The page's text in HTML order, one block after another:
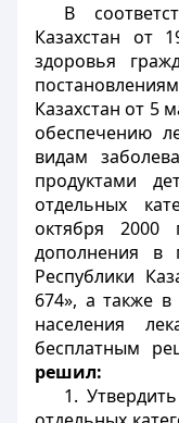
В
Казахстан от
здоровья
Казахстан от 5
обеспечению
видам
продуктами
отдельных
октября 2000
дополнения в
Республики
674», а также
населения
бесплатным
решил:
1.